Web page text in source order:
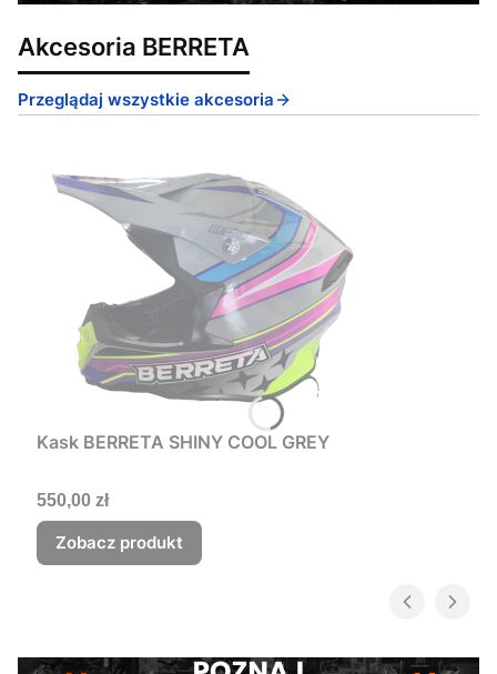
Akcesoria BERRETA
Przeglądaj wszystkie akcesoria
Kask BERRETA SHINY COOL GREY
Cena
550,00 zł
Zobacz produkt